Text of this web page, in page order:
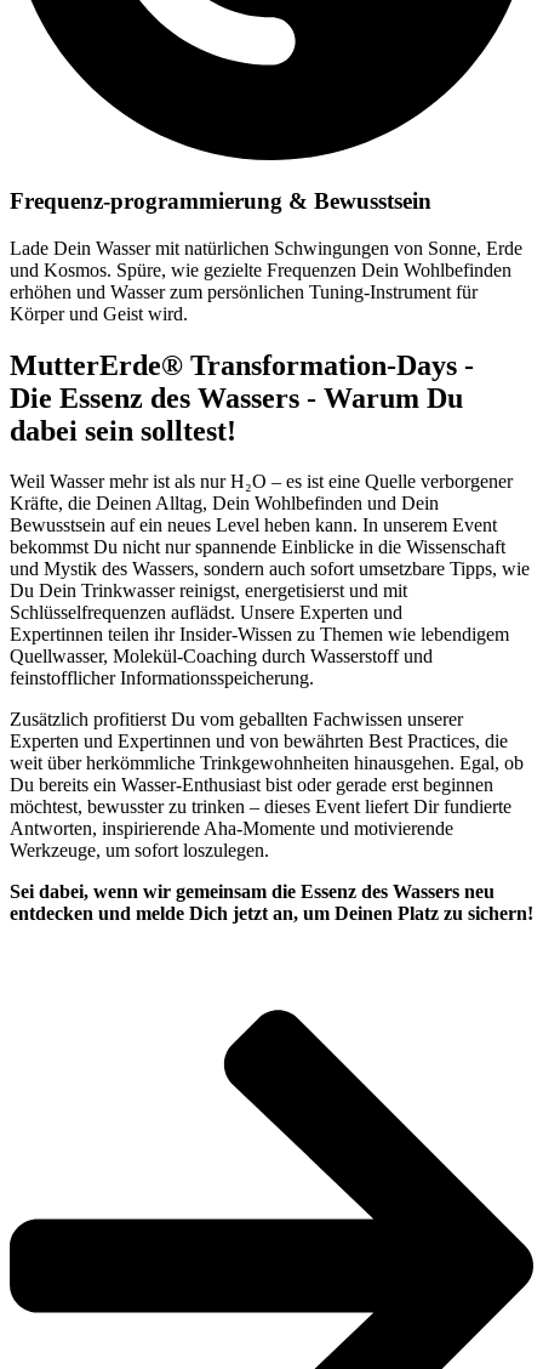
Frequenz-programmierung & Bewusstsein
Lade Dein Wasser mit natürlichen Schwingungen von Sonne, Erde
und Kosmos. Spüre, wie gezielte Frequenzen Dein Wohlbefinden
erhöhen und Wasser zum persönlichen Tuning‑Instrument für
Körper und Geist wird.
MutterErde® Transformation-Days -
Die Essenz des Wassers - Warum Du
dabei sein solltest!
Weil Wasser mehr ist als nur H₂O – es ist eine Quelle verborgener
Kräfte, die Deinen Alltag, Dein Wohlbefinden und Dein
Bewusstsein auf ein neues Level heben kann. In unserem Event
bekommst Du nicht nur spannende Einblicke in die Wissenschaft
und Mystik des Wassers, sondern auch sofort umsetzbare Tipps, wie
Du Dein Trinkwasser reinigst, energetisierst und mit
Schlüsselfrequenzen auflädst. Unsere Experten und
Expertinnen teilen ihr Insider‑Wissen zu Themen wie lebendigem
Quellwasser, Molekül‑Coaching durch Wasserstoff und
feinstofflicher Informationsspeicherung.
Zusätzlich profitierst Du vom geballten Fachwissen unserer
Experten und Expertinnen und von bewährten Best Practices, die
weit über herkömmliche Trinkgewohnheiten hinausgehen. Egal, ob
Du bereits ein Wasser‑Enthusiast bist oder gerade erst beginnen
möchtest, bewusster zu trinken – dieses Event liefert Dir fundierte
Antworten, inspirierende Aha‑Momente und motivierende
Werkzeuge, um sofort loszulegen.
Sei dabei, wenn wir gemeinsam die Essenz des Wassers neu
entdecken und melde Dich jetzt an, um Deinen Platz zu sichern!